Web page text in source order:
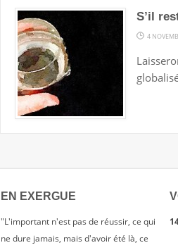
S’il
4
EN EXERGUE
"L'important n'est pas de réussir, ce qui
ne dure jamais, mais d'avoir été là, ce